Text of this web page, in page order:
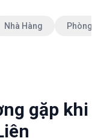
Nhà Hàng Phòng
gặp khi